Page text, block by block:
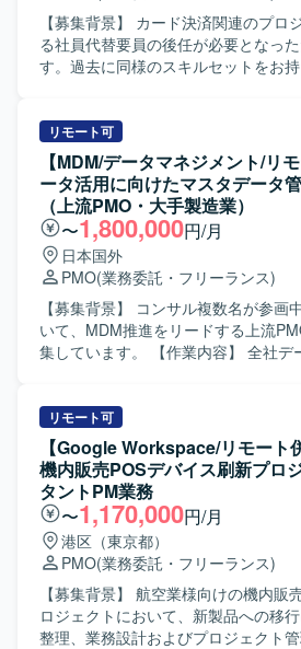
【募集背景】 カード決済関連のプロ
る社員代替要員の後任が必要となっ
す。過去に同様のスキルセットをお
て、社員代替としてPMOおよびプロ
実行支援をご担当いただきます。具
ト計画の策定、進捗・課題・リスク
管理を行っていただきます。また、
CRM／SFA）刷新における要件定義
進および移行、UATの推進を実施して
に、DXやCX向上、BPRの推進、事業
討、決済代行部門やIT、CS、経理、
関係各所との調整業務も幅広く担ってい
める人物像】 プロジェクト全体を俯
課題を発見し関係者を巻き込み推進
ーション力をお持ちの方が望ましいです。 【ポジシ
魅力】 大規模なカード決済関連プロ
して深く関わることで、PMOとして
BPRの両面でスキルを高めていただけ
クレジット・決済領域における多様な
の協業経験を積むことで、今後のキャ
メント経験を得ることができます。 【開発環境】 基幹シス
テムとしてERP／CRM／SFAなどの
としたプロジェクトとなります。
リモート可
【MDM/データマネジメント/リ
ータ活用に向けたマスタデータ
（上流PMO・大手製造業）
〜1,800,000円/月
日本国外
PMO(業務委託・フリーランス)
【募集背景】 コンサル複数名が参画
いて、MDM推進をリードする上流
集しています。 【作業内容】 全社データ活用・AI活用の前
なテーマを推進計画やロードマップ
進をリードしながらPMOとしてプロ
ただきます。経営層や部長層向けの資
カッションのファシリテーションも行
【求める人物像】 多領域横断の推進
も、自ら主体的に関係者へ働きかけ、
しながら推進計画に落とし込める方を
とITを横断した視点を持ち、複数部門
ョンをリードできる方が望ましいです。 【ポジショ
力】 大手製造業の全社データ活用や
スタデータ管理の基盤づくりに、上
リモート可
【Google Workspace/リモート
機内販売POSデバイス刷新プロ
タントPM業務
〜1,170,000円/月
港区（東京都）
PMO(業務委託・フリーランス)
【募集背景】 航空業様向けの機内販
ロジェクトにおいて、新製品への移
整理、業務設計およびプロジェクト